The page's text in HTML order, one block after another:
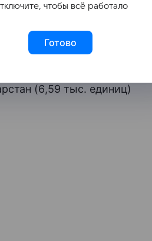
РФ в июле 2024
(8,10 тыс. единиц)
(6,59 тыс. единиц)
чтобы всё работало
Готово